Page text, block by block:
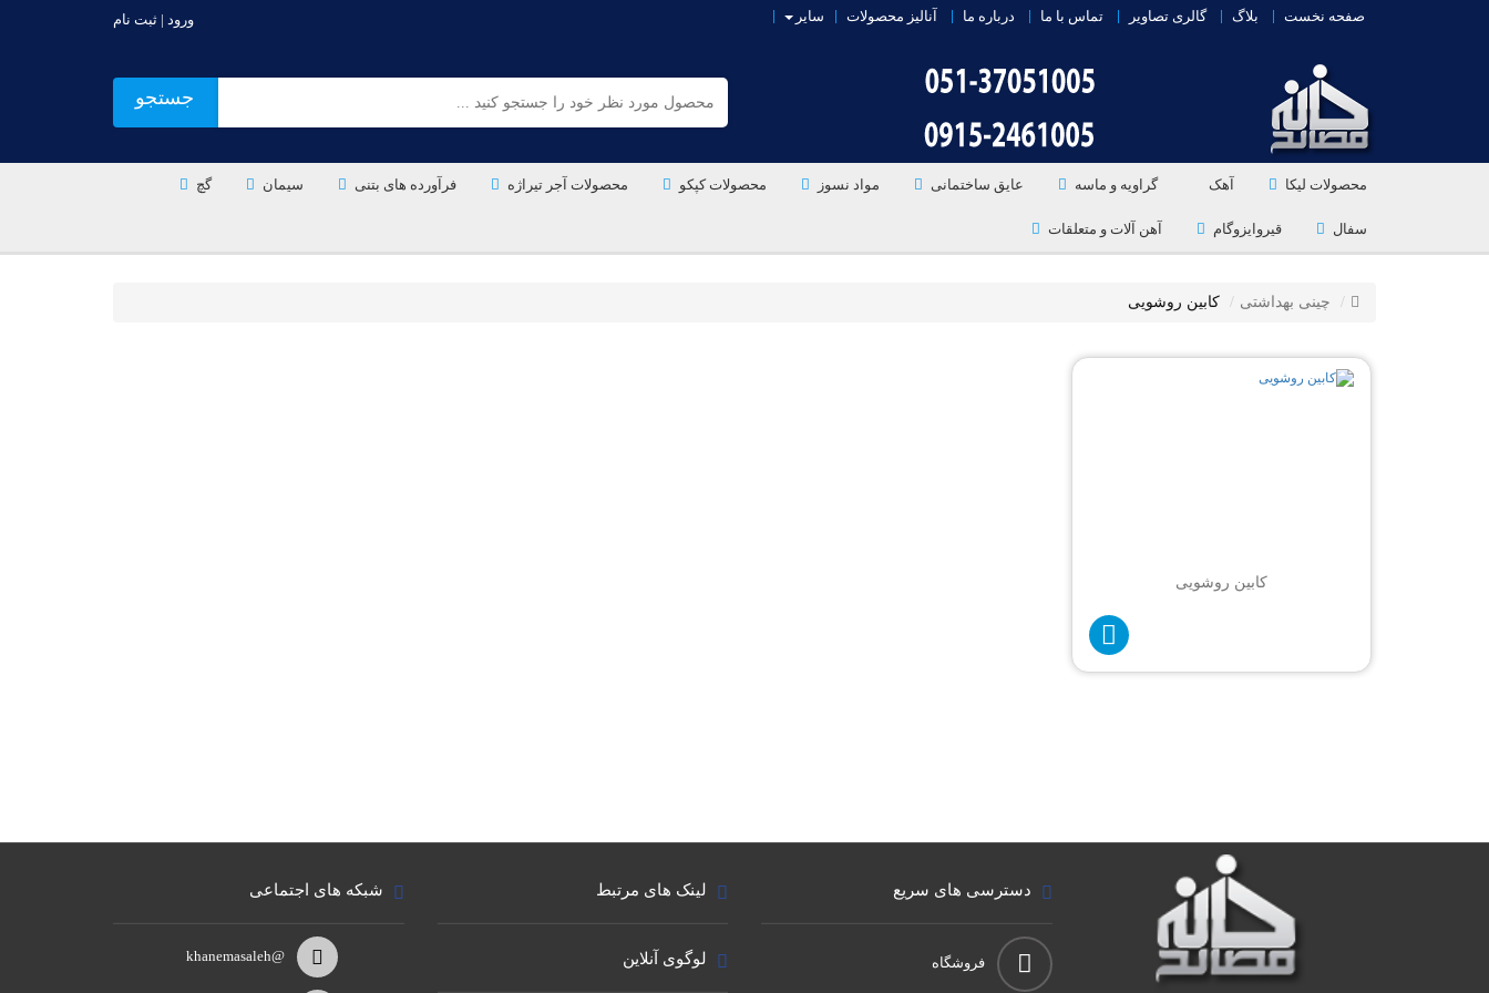
صفحه نخست بلاگ گالری تصاویر تماس با ما درباره ما آنالیز محصولات سایر ورود | ثبت نام
جستجو
محصولات لیکا آهک گراویه و ماسه عایق ساختمانی مواد نسوز محصولات کپکو محصولات آجر تیراژه فرآورده های بتنی سیمان گچ
سفال قیروایزوگام آهن آلات و متعلقات
چینی بهداشتی کابین روشویی
کابین روشویی
دسترسی های سریع
فروشگاه
لینک های مرتبط
لوگوی آنلاین
شبکه های اجتماعی
@khanemasaleh